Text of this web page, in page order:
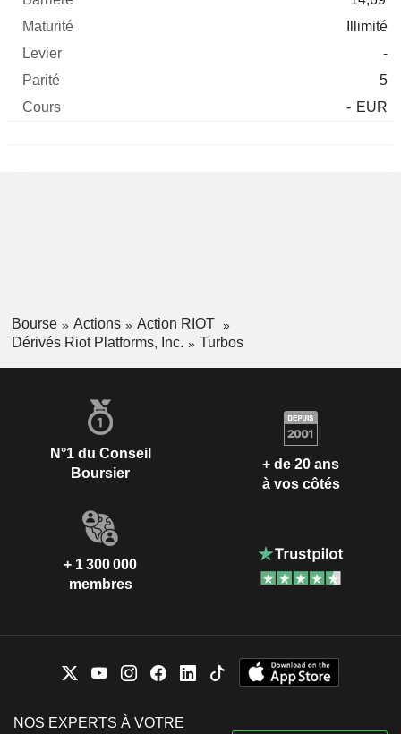
Illimité
-
5
- EUR
Bourse Actions
Action RIOT
Dérivés Riot Platforms, Inc.
Turbos
N°1 du Conseil
Boursier
+ de 20 ans
à vos côtés
+ 1 300 000
membres
NOS EXPERTS À VOTRE